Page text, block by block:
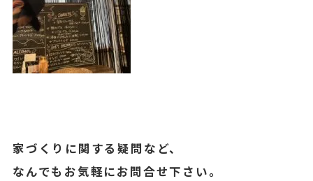
家づくりに関する疑問など、
なんでもお気軽にお問合せ下さい。